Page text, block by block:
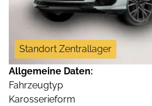
Standort Zentrallager
Allgemeine Daten:
Fahrzeugtyp
Karosserieform